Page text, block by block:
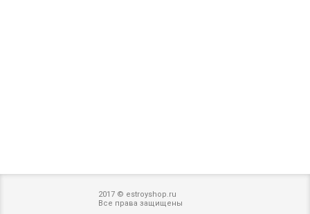
2017 © estroyshop.ru
Все права защищены